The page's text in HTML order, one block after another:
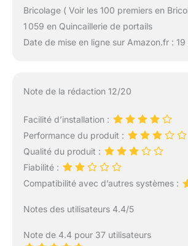
Bricolage ( Voir les 100 premiers en
1 059 en Quincaillerie de portails
Date de mise en ligne sur Amazon.fr : 19
Note de la rédaction 12/20
Facilité d’installation :
Performance du produit :
Qualité du produit :
Fiabilité :
Compatibilité avec d’autres systèmes :
Notes des utilisateurs 4.4/5
Note de 4.4 pour 37 utilisateurs